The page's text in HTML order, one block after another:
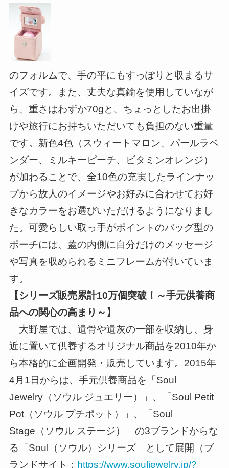
のフォルムで、手の平にもすっぽりと収まるサ
イズです。また、丈夫な真鍮を使用していなが
ら、重さはわずか70gと、ちょっとしたお出掛
けや旅行にお持ちいただいても負担のない重量
です。新色4色（スウィートマロン、パールラベ
ンダー、ミルキーピーチ、ビタミンオレンジ）
が加わることで、全10色の充実したラインナッ
プから故人のイメージやお好みに合わせてお好
きなカラーをお選びいただけるようになりまし
た。可愛らしい取っ手がポイントのバッグ型の
ポーチには、蓋の内側に自分だけのメッセージ
や写真を収められるミニフレームが付いていま
す。
【シリーズ販売累計10万個突破！～手元供養商
品への関心の高まり～】
大野屋では、遺骨や遺灰の一部を収納し、身
近に置いて供養するオリジナル商品を2010年か
ら本格的に企画開発・販売しています。2015年
4月1日からは、手元供養商品を「Soul
Jewelry（ソウル ジュエリー）」、「Soul Petit
Pot（ソウル プチポット）」、「Soul
Stage（ソウル ステージ）」の3ブランドからな
る「Soul（ソウル）シリーズ」として展開（ブ
ランドサイト： https://www.souljewelry.jp/?